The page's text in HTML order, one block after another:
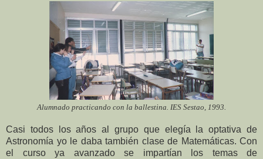
Alumnado practicando con la ballestina. IES Sestao, 1993.
Casi todos los años al grupo que elegía la optativa de
Astronomía yo le daba también clase de Matemáticas. Con
el curso ya avanzado se impartían los temas de